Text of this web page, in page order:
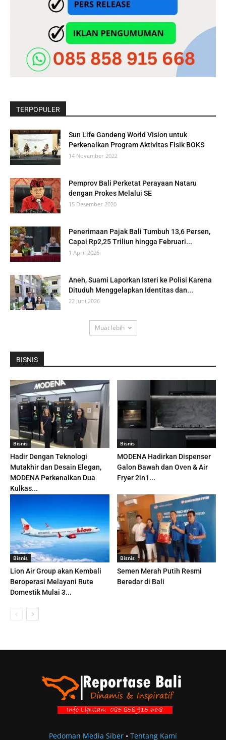
TERPOPULER
Sun Life Gandeng World Vision untuk
Perkenalkan Program Aktivitas Fisik BOKS
14 November 2022
Pemprov Bali Perketat Perayaan Nataru
dengan Prokes Melalui SE
15 Desember 2020
Penerimaan Pajak Bali Tumbuh 13,6 Persen,
Capai Rp2,25 Triliun hingga Februari...
1 April 2026
Aneh, Suami Laporkan Isteri ke Polisi Karena
Dituduh Menggelapkan Identitas dan...
22 Juni 2026
Muat lebih
BISNIS
Bisnis
Hadir Dengan Teknologi
Mutakhir dan Desain Elegan,
MODENA Perkenalkan Dua
Kulkas...
Bisnis
MODENA Hadirkan Dispenser
Galon Bawah dan Oven & Air
Fryer 2in1...
Bisnis
Lion Air Group akan Kembali
Beroperasi Melayani Rute
Domestik Mulai 3...
Bisnis
Semen Merah Putih Resmi
Beredar di Bali
Pedoman Media Siber• Tentang Kami